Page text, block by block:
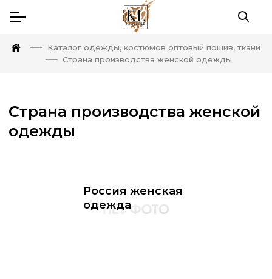
Каталог одежды, костюмов оптовый пошив, ткани
Страна производства женской одежды
Страна производства женской
одежды
Россия женская
одежда